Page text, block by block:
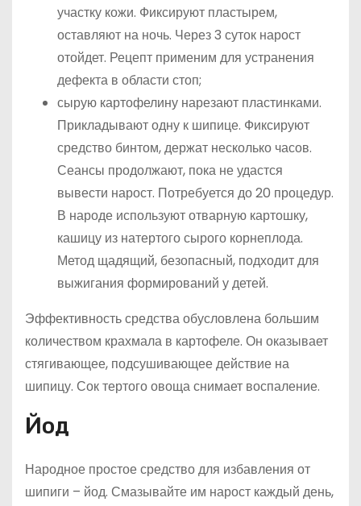
участку кожи. Фиксируют пластырем,
оставляют на ночь. Через 3 суток нарост
отойдет. Рецепт применим для устранения
дефекта в области стоп;
сырую картофелину нарезают пластинками.
Прикладывают одну к шипице. Фиксируют
средство бинтом, держат несколько часов.
Сеансы продолжают, пока не удастся
вывести нарост. Потребуется до 20 процедур.
В народе используют отварную картошку,
кашицу из натертого сырого корнеплода.
Метод щадящий, безопасный, подходит для
выжигания формирований у детей.
Эффективность средства обусловлена большим
количеством крахмала в картофеле. Он оказывает
стягивающее, подсушивающее действие на
шипицу. Сок тертого овоща снимает воспаление.
Йод
Народное простое средство для избавления от
шипиги – йод. Смазывайте им нарост каждый день,